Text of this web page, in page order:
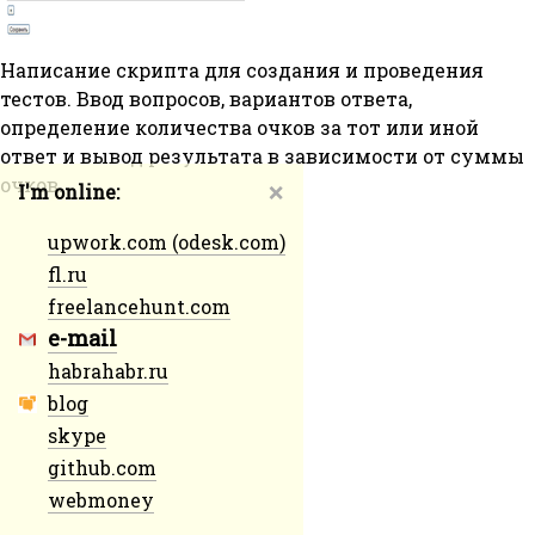
Написание скрипта для создания и проведения
тестов. Ввод вопросов, вариантов ответа,
определение количества очков за тот или иной
ответ и вывод результата в зависимости от суммы
очков.
❌
I'm online:
upwork.com (odesk.com)
fl.ru
freelancehunt.com
e-mail
habrahabr.ru
blog
skype
github.com
webmoney